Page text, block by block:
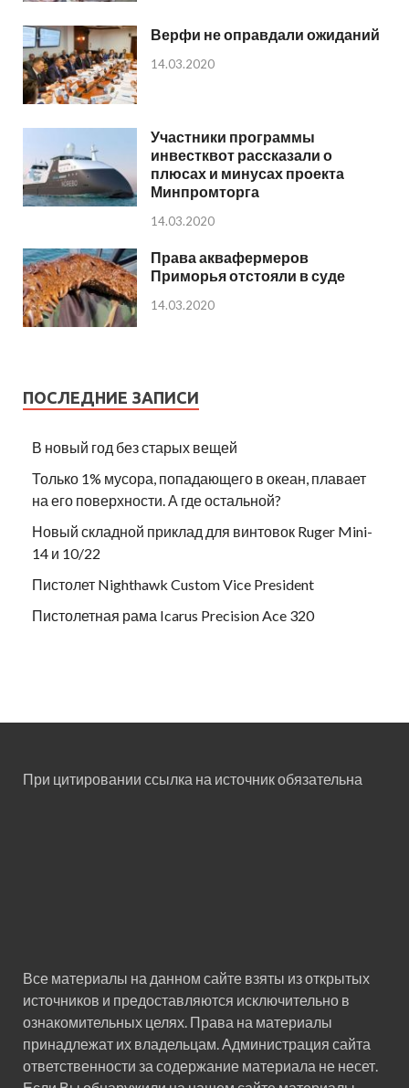
Верфи не оправдали ожиданий
14.03.2020
Участники программы
инвестквот рассказали о
плюсах и минусах проекта
Минпромторга
14.03.2020
Права аквафермеров
Приморья отстояли в суде
14.03.2020
ПОСЛЕДНИЕ ЗАПИСИ
В новый год без старых вещей
Только 1% мусора, попадающего в океан, плавает
на его поверхности. А где остальной?
Новый складной приклад для винтовок Ruger Mini-
14 и 10/22
Пистолет Nighthawk Custom Vice President
Пистолетная рама Icarus Precision Ace 320
При цитировании ссылка на источник обязательна
Все материалы на данном сайте взяты из открытых
источников и предоставляются исключительно в
ознакомительных целях. Права на материалы
принадлежат их владельцам. Администрация сайта
ответственности за содержание материала не несет.